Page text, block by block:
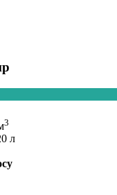
3
л